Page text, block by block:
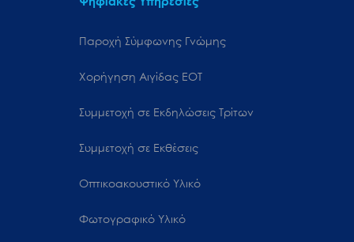
Παροχή Σύμφωνης Γνώμης
Χορήγηση Αιγίδας ΕΟΤ
Συμμετοχή σε Εκδηλώσεις Τρίτων
Συμμετοχή σε Εκθέσεις
Οπτικοακουστικό Υλικό
Φωτογραφικό Υλικό